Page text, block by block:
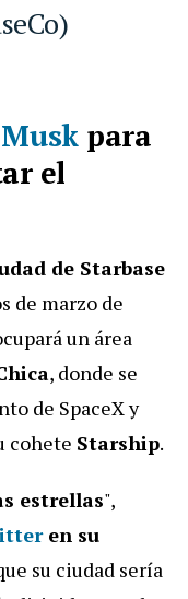
para
el
de Starbase
de marzo de
un área
, donde se
de SpaceX y
cohete Starship.
estrellas",
en su
su ciudad sería